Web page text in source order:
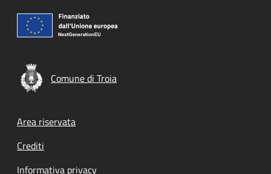
Comune di Troia
Footer menu
Area riservata
Crediti
Informativa privacy